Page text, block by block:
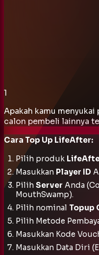
1
Apakah kamu
calon pembeli lainnya
Cara Top Up LifeAfter:
Pilih produk
Masukkan Player ID
Pilih Server Anda
MouthSwamp).
Pilih nominal Topup
Pilih Metode
Masukkan Kode
Masukkan Data Diri